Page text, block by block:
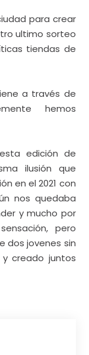
ilusión que
en el 2021 con
nos quedaba
y mucho por
dos jovenes sin
creado juntos